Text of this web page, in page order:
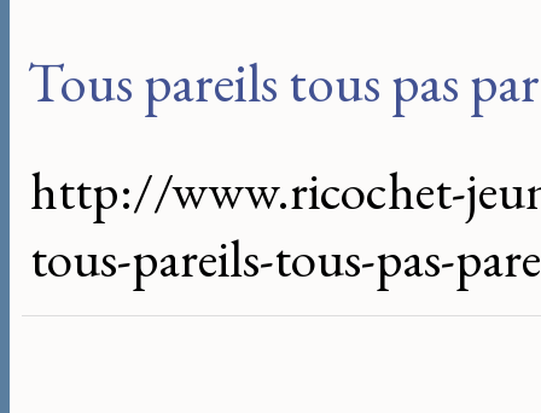
Tous pareils tous pas
http://www.ricochet-
tous-pareils-tous-pas-